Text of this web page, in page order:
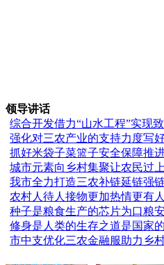
领导讲话
综合开发借力“山水工程”实现
强化对三农产业的支持力度写
抓好米袋子菜篮子安全保障推
城市元素向乡村集聚让农民过
我市全力打造三农补链延链强
农村人待人接物更加热情更有
种子是粮食生产的芯片为口粮
修身是人类的生存之道是国家
市中支优化三农金融服助力乡